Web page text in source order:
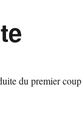
du premier coup